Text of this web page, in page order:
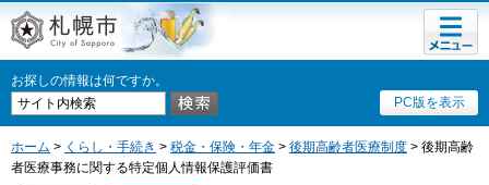
札幌市
お探しの情報は何ですか。
PC版を表示
メニュ
ー
ホーム > くらし・手続き > 税金・保険・年金 > 後期高齢者医療制度 > 後期高齢
者医療事務に関する特定個人情報保護評価書